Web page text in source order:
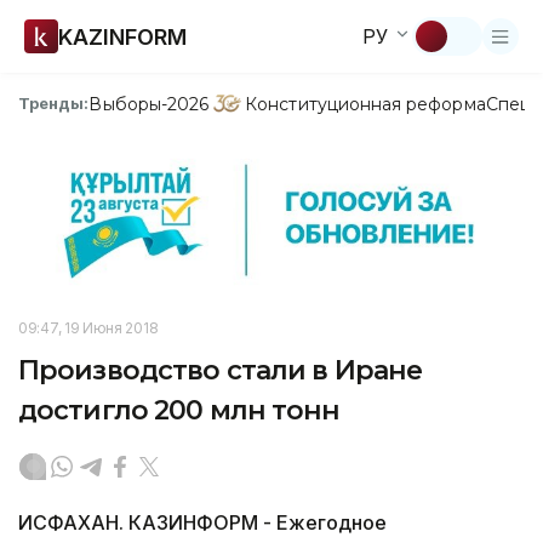
KAZINFORM РУ
Тренды:Выборы-2026 Конституционная реформа
09:47, 19 Июня 2018
Производство стали в Иране
достигло 200 млн тонн
ИСФАХАН. КАЗИНФОРМ - Ежегодное